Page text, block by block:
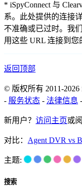
* iSpyConnect 与
系。此处提供的连接
不准确或已过时。我
用这些 URL 连接到您
返回顶部
© 版权所有 2011-2026
- 服务状态 - 法律信息 -
新用户？ 访问主页或
对比： Agent DVR vs
主题:
搜索